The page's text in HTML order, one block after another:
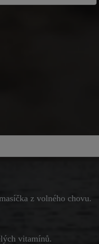
z volného chovu.
vitamínů.